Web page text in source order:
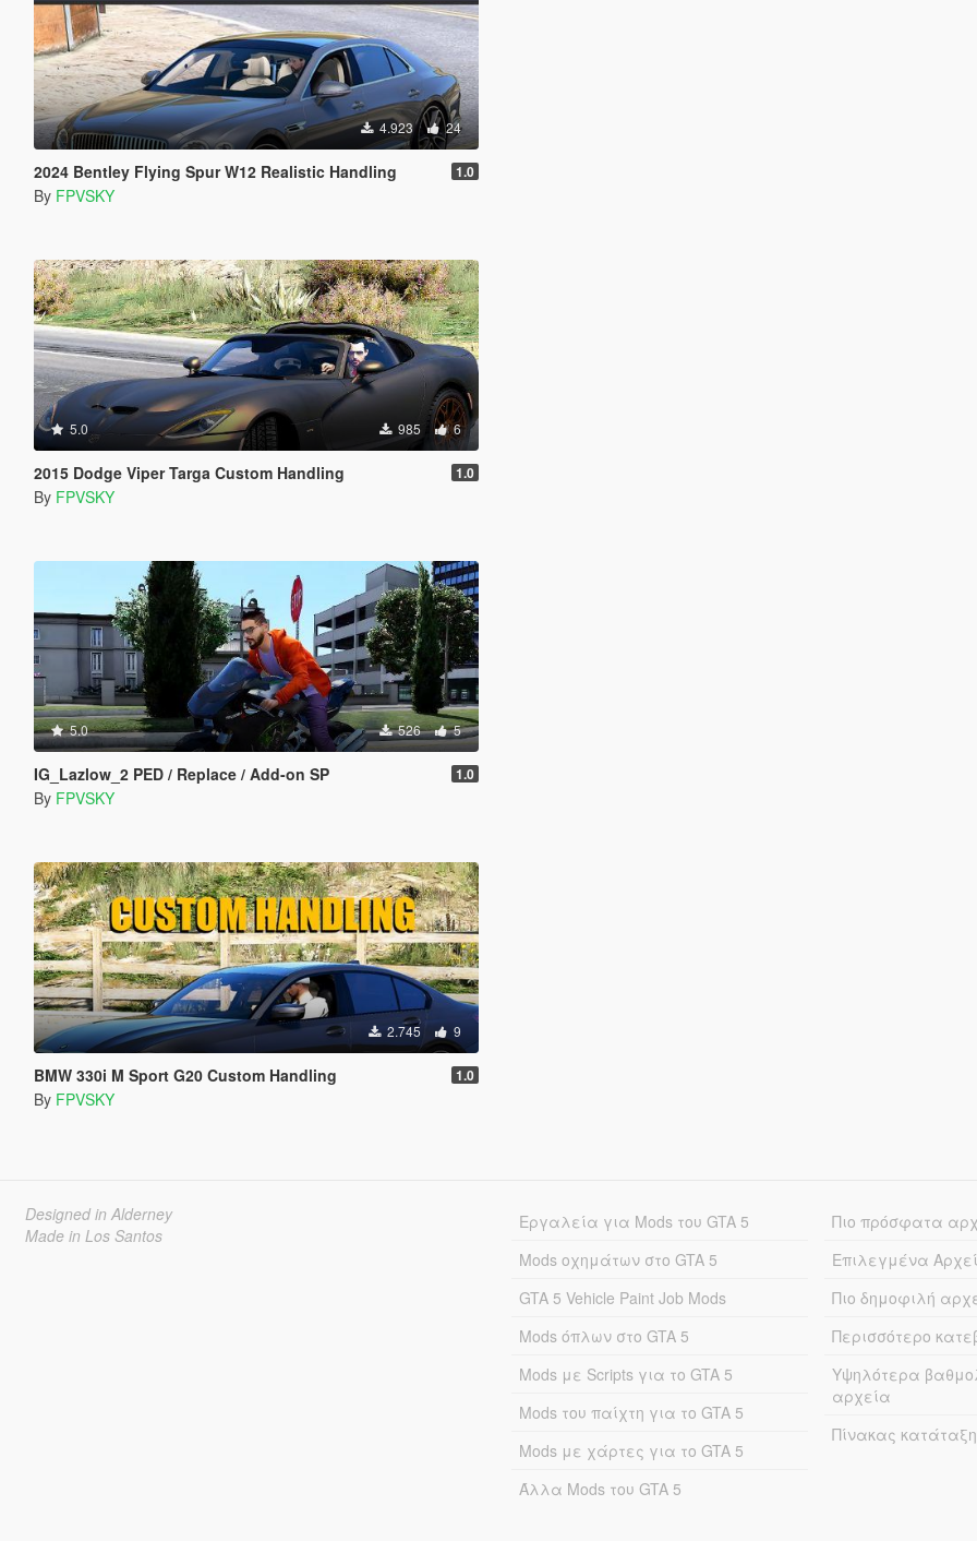
4.923 24
2024 Bentley Flying Spur W12 Realistic Handling 1.0
By FPVSKY
5.0 985 6
2015 Dodge Viper Targa Custom Handling 1.0
By FPVSKY
5.0 526 5
IG_Lazlow_2 PED / Replace / Add-on SP 1.0
By FPVSKY
2.745 9
BMW 330i M Sport G20 Custom Handling 1.0
By FPVSKY
Designed in Alderney
Made in Los Santos
Εργαλεία για Mods του GTA 5
Mods οχημάτων στο GTA 5
GTA 5 Vehicle Paint Job Mods
Mods όπλων στο GTA 5
Mods με Scripts για το GTA 5
Mods του παίχτη για το GTA 5
Mods με χάρτες για το GTA 5
Άλλα Mods του GTA 5
Πιο πρόσφατα
Επιλεγμένα
Πιο δημοφιλή
Περισσότερο
Υψηλότερα
αρχεία
Πίνακας